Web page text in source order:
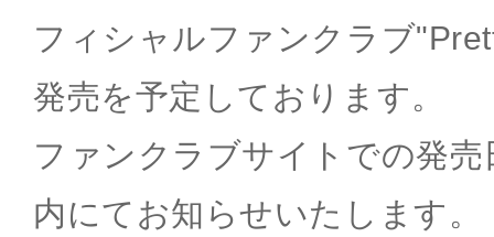
フィシャルファンクラブ
発売を予定しております。
ファンクラブサイトでの発
内にてお知らせいたします。